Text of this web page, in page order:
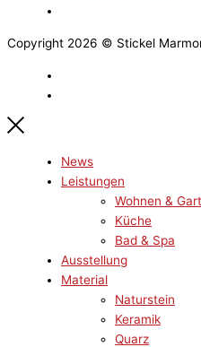
Copyright 2026 © Stickel
News
Leistungen
Wohnen &
Küche
Bad & Spa
Ausstellung
Material
Naturstein
Keramik
Quarz